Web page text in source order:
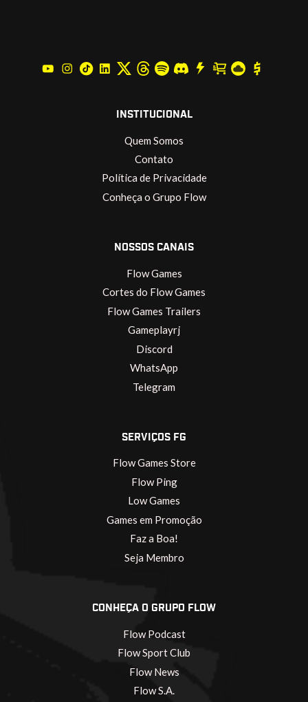
INSTITUCIONAL
Quem Somos
Contato
Política de Privacidade
Conheça o Grupo Flow
NOSSOS CANAIS
Flow Games
Cortes do Flow Games
Flow Games Trailers
Gameplayrj
Discord
WhatsApp
Telegram
SERVIÇOS FG
Flow Games Store
Flow Ping
Low Games
Games em Promoção
Faz a Boa!
Seja Membro
CONHEÇA O GRUPO FLOW
Flow Podcast
Flow Sport Club
Flow News
Flow S.A.